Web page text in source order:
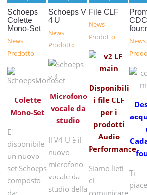
Schoeps
Colette
Mono-Set
News
Prodotto
Colette
Mono-Set
E'
disponibile
un nuovo
set Schoeps
composto
da:
Schoeps V
4 U
News
Prodotto
Microfono
vocale da
studio
Il V4 U è il
nuovo
microfono
vocale da
studio della
File CLF
News
Prodotto
Disponibili
i file CLF
per i
prodotti
Audio
Performance
Siamo lieti
di
comunicare
CDC
News
Ti